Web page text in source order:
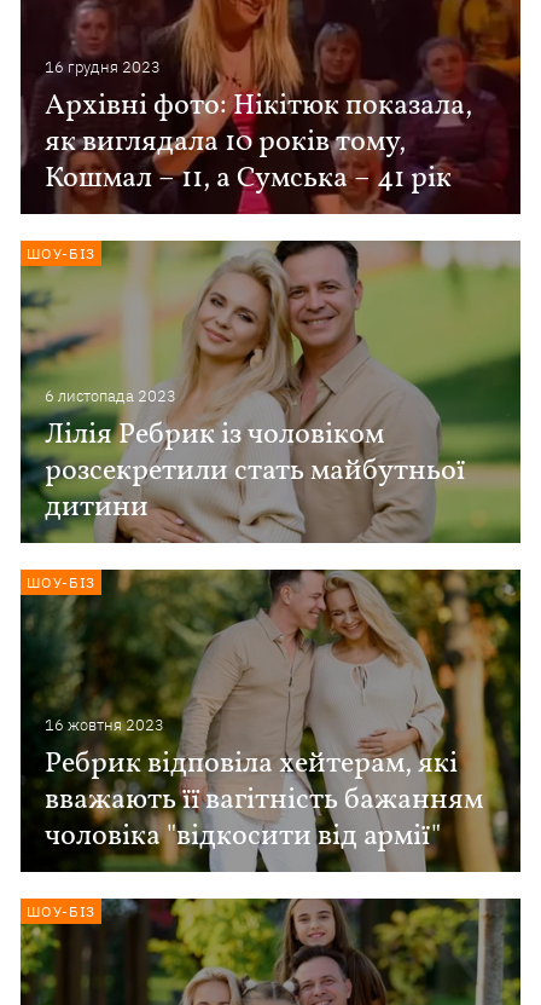
16 грудня 2023
Архівні фото: Нікітюк показала,
як виглядала 10 років тому,
Кошмал – 11, а Сумська – 41 рік
6 листопада 2023
Лілія Ребрик із чоловіком
розсекретили стать майбутньої
дитини
ШОУ-БІЗ
16 жовтня 2023
Ребрик відповіла хейтерам, які
вважають її вагітність бажанням
чоловіка "відкосити від армії"
ШОУ-БІЗ
ШОУ-БІЗ